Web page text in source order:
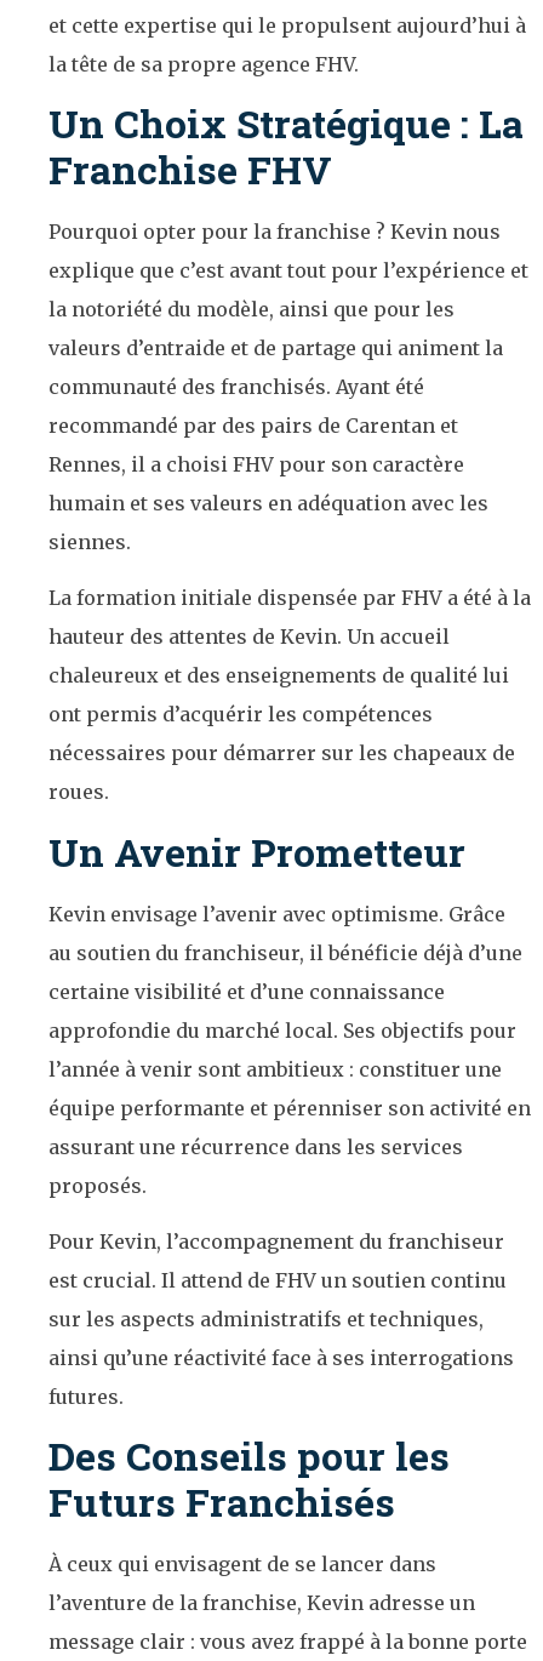
et cette expertise qui le propulsent aujourd’hui à
la tête de sa propre agence FHV.
Un Choix Stratégique : La
Franchise FHV
Pourquoi opter pour la franchise ? Kevin nous
explique que c’est avant tout pour l’expérience et
la notoriété du modèle, ainsi que pour les
valeurs d’entraide et de partage qui animent la
communauté des franchisés. Ayant été
recommandé par des pairs de Carentan et
Rennes, il a choisi FHV pour son caractère
humain et ses valeurs en adéquation avec les
siennes.
La formation initiale dispensée par FHV a été à la
hauteur des attentes de Kevin. Un accueil
chaleureux et des enseignements de qualité lui
ont permis d’acquérir les compétences
nécessaires pour démarrer sur les chapeaux de
roues.
Un Avenir Prometteur
Kevin envisage l’avenir avec optimisme. Grâce
au soutien du franchiseur, il bénéficie déjà d’une
certaine visibilité et d’une connaissance
approfondie du marché local. Ses objectifs pour
l’année à venir sont ambitieux : constituer une
équipe performante et pérenniser son activité en
assurant une récurrence dans les services
proposés.
Pour Kevin, l’accompagnement du franchiseur
est crucial. Il attend de FHV un soutien continu
sur les aspects administratifs et techniques,
ainsi qu’une réactivité face à ses interrogations
futures.
Des Conseils pour les
Futurs Franchisés
À ceux qui envisagent de se lancer dans
l’aventure de la franchise, Kevin adresse un
message clair : vous avez frappé à la bonne porte